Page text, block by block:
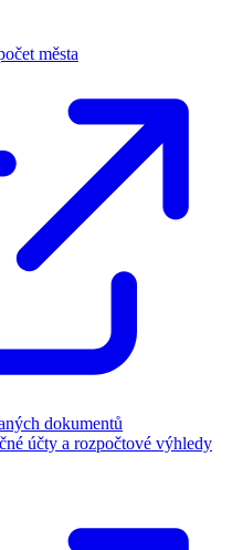
města
dokumentů
účty a rozpočtové výhledy